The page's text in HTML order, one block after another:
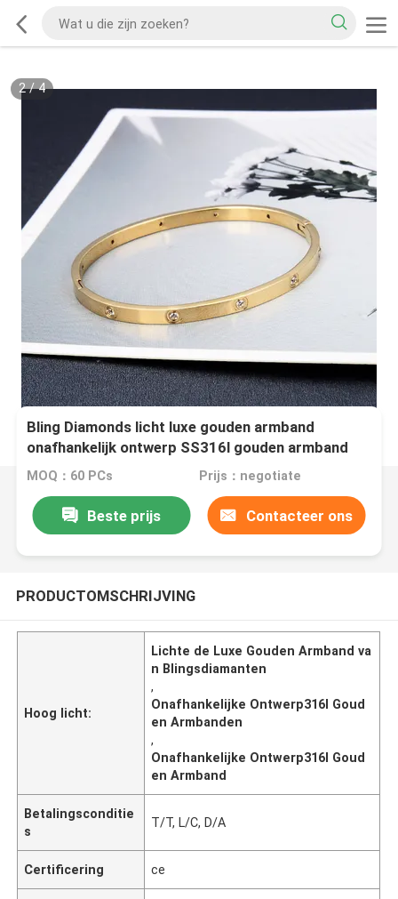
2/4
Bling Diamonds licht luxe gouden armband
onafhankelijk ontwerp SS316l gouden armband
MOQ：60 PCs Prijs：negotiate
Beste prijs Contacteer ons
PRODUCTOMSCHRIJVING
Hoog licht:
Lichte de Luxe Gouden Armband va
n Blingsdiamanten
,
Onafhankelijke Ontwerp316l Goud
en Armbanden
,
Onafhankelijke Ontwerp316l Goud
en Armband
Betalingsconditie
s
T/T, L/C, D/A
Certificering ce